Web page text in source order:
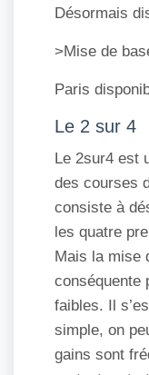
Désormais
>Mise de
Paris
Le 2 sur 4
Le 2sur4 est
des courses
consiste à
les quatre
Mais la mise
conséquente
faibles. Il
simple, on
gains sont